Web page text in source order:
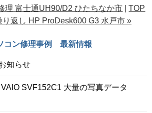
理 富士通UH90/D2 ひたちなか市 |TOP
り返し HP ProDesk600 G3 水戸市 »
コン修理事例 最新情報
知らせ
SVF152C1 大量の写真データ